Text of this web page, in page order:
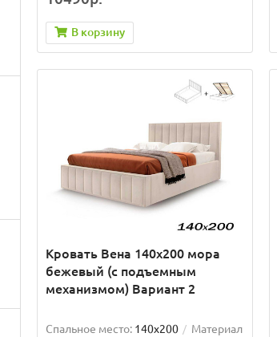
В корзину
Кровать Вена 140х200 мора
бежевый (с подъемным
механизмом) Вариант 2
Спальное место: 140x200
Материал